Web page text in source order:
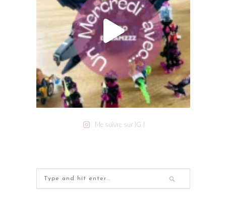
Me suivre sur IG !